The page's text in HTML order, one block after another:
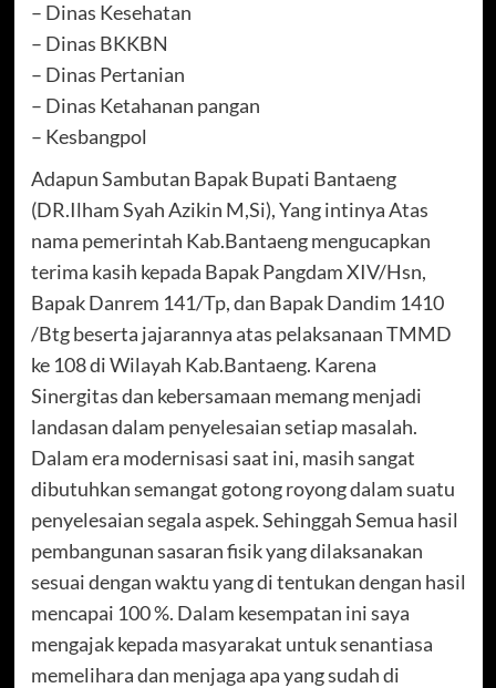
– Dinas Kesehatan
– Dinas BKKBN
– Dinas Pertanian
– Dinas Ketahanan pangan
– Kesbangpol
Adapun Sambutan Bapak Bupati Bantaeng
(DR.Ilham Syah Azikin M,Si), Yang intinya Atas
nama pemerintah Kab.Bantaeng mengucapkan
terima kasih kepada Bapak Pangdam XIV/Hsn,
Bapak Danrem 141/Tp, dan Bapak Dandim 1410
/Btg beserta jajarannya atas pelaksanaan TMMD
ke 108 di Wilayah Kab.Bantaeng. Karena
Sinergitas dan kebersamaan memang menjadi
landasan dalam penyelesaian setiap masalah.
Dalam era modernisasi saat ini, masih sangat
dibutuhkan semangat gotong royong dalam suatu
penyelesaian segala aspek. Sehinggah Semua hasil
pembangunan sasaran fisik yang dilaksanakan
sesuai dengan waktu yang di tentukan dengan hasil
mencapai 100 %. Dalam kesempatan ini saya
mengajak kepada masyarakat untuk senantiasa
memelihara dan menjaga apa yang sudah di